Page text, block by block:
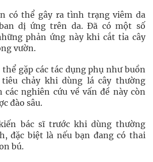
có thể gây ra tình trạng viêm da
dị ứng trên da. Đã có một số
phản ứng này khi cắt tỉa cây
vườn.
gặp các tác dụng phụ như buồn
chảy khi dùng lá cây thường
các nghiên cứu về vấn đề này còn
đào sâu.
bác sĩ trước khi dùng thường
đặc biệt là nếu bạn đang có thai
bú.